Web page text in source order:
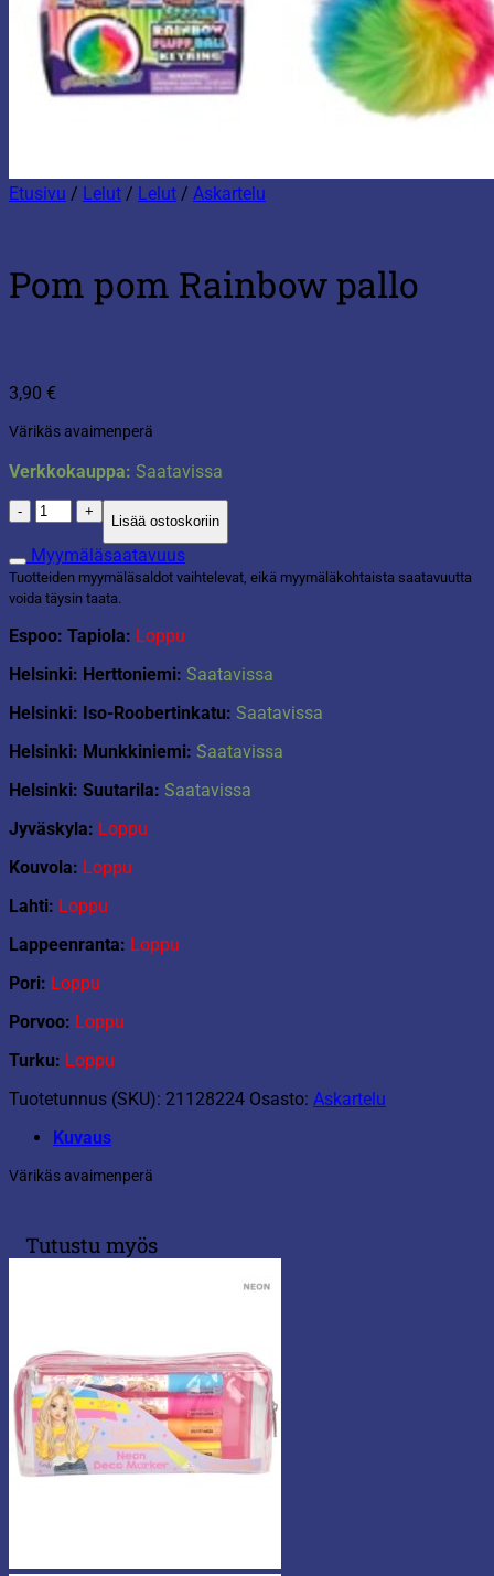
Etusivu / Lelut / Lelut / Askartelu
Pom pom Rainbow pallo
3,90 €
Värikäs avaimenperä
Verkkokauppa: Saatavissa
Pom
pom
Rainbow
pallo
määrä
Lisää ostoskoriin
Myymäläsaatavuus
Tuotteiden myymäläsaldot vaihtelevat, eikä myymäläkohtaista saatavuutta
voida täysin taata.
Espoo: Tapiola: Loppu
Helsinki: Herttoniemi: Saatavissa
Helsinki: Iso-Roobertinkatu: Saatavissa
Helsinki: Munkkiniemi: Saatavissa
Helsinki: Suutarila: Saatavissa
Jyväskyla: Loppu
Kouvola: Loppu
Lahti: Loppu
Lappeenranta: Loppu
Pori: Loppu
Porvoo: Loppu
Turku: Loppu
Tuotetunnus (SKU): 21128224 Osasto: Askartelu
Kuvaus
Värikäs avaimenperä
Tutustu myös